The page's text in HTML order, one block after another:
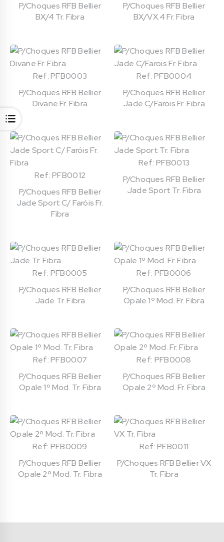
P/Choques RFB Bellier
BX/4 Tr. Fibra
P/Choques RFB Bellier
BX/VX.4 Fr. Fibra
Ref: PFB0003
P/Choques RFB Bellier
Divane Fr. Fibra
Ref: PFB0004
P/Choques RFB Bellier
Jade C/Farois Fr. Fibra
Ref: PFB0012
P/Choques RFB Bellier
Jade Sport C/ Faróis Fr.
Fibra
Ref: PFB0013
P/Choques RFB Bellier
Jade Sport Tr. Fibra
Ref: PFB0005
P/Choques RFB Bellier
Jade Tr. Fibra
Ref: PFB0006
P/Choques RFB Bellier
Opale 1º Mod. Fr. Fibra
Ref: PFB0007
P/Choques RFB Bellier
Opale 1º Mod. Tr. Fibra
Ref: PFB0008
P/Choques RFB Bellier
Opale 2º Mod. Fr. Fibra
Ref: PFB0009
P/Choques RFB Bellier
Opale 2º Mod. Tr. Fibra
Ref: PFB0011
P/Choques RFB Bellier VX
Tr. Fibra